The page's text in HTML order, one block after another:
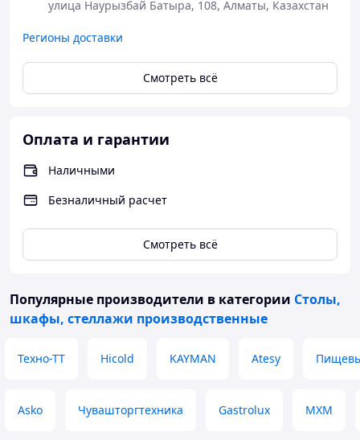
улица Наурызбай Батыра, 108, Алматы, Казахстан
Регионы доставки
Смотреть всё
Оплата и гарантии
Наличными
Безналичный расчет
Смотреть всё
Популярные производители в категории Столы,
шкафы, стеллажи производственные
Техно-ТТ Hicold KAYMAN Atesy
Asko Чувашторгтехника Gastrolux МХМ